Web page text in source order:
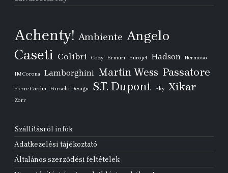
Achenty! Ambiente Angelo
Caseti Colibri Cozy Ermuri Eurojet Hadson Hermoso
IM Corona Lamborghini Martin Wess Passatore
Pierre Cardin Porsche Design S.T. Dupont Sky Xikar
Zorr
Szállításról infók
Adatkezelési tájékoztató
Általános szerződési feltételek